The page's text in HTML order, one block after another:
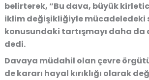
belirterek, “Bu dava, büyük
iklim değişikliğiyle mücadeledeki
konusundaki tartışmayı daha da
dedi.
Davaya müdahil olan çevre
de kararı hayal kırıklığı olarak